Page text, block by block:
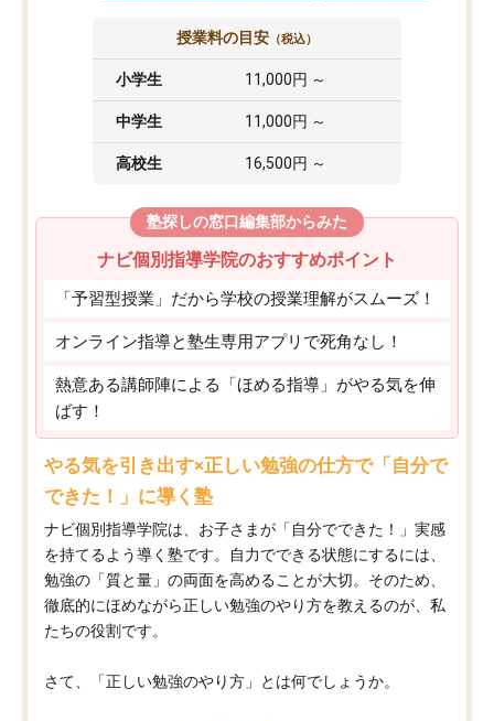
授業料の目安 （税込）
小学生 11,000円 ～
中学生 11,000円 ～
高校生 16,500円 ～
塾探しの窓口編集部からみた
ナビ個別指導学院のおすすめポイント
「予習型授業」だから学校の授業理解がスムーズ！
オンライン指導と塾生専用アプリで死角なし！
熱意ある講師陣による「ほめる指導」がやる気を伸
ばす！
やる気を引き出す×正しい勉強の仕方で「自分で
できた！」に導く塾
ナビ個別指導学院は、お子さまが「自分でできた！」実感
を持てるよう導く塾です。自力でできる状態にするには、
勉強の「質と量」の両面を高めることが大切。そのため、
徹底的にほめながら正しい勉強のやり方を教えるのが、私
たちの役割です。
さて、「正しい勉強のやり方」とは何でしょうか。